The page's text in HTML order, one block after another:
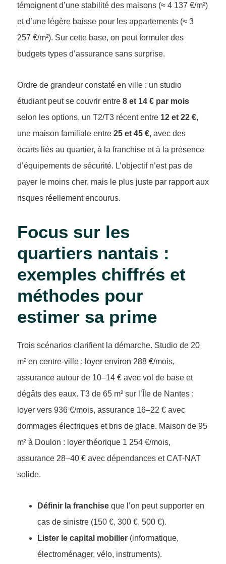
témoignent d’une stabilité des maisons (≈ 4 137 €/m²)
et d’une légère baisse pour les appartements (≈ 3
257 €/m²). Sur cette base, on peut formuler des
budgets types d’assurance sans surprise.
Ordre de grandeur constaté en ville : un studio
étudiant peut se couvrir entre 8 et 14 € par mois
selon les options, un T2/T3 récent entre 12 et 22 €,
une maison familiale entre 25 et 45 €, avec des
écarts liés au quartier, à la franchise et à la présence
d’équipements de sécurité. L’objectif n’est pas de
payer le moins cher, mais le plus juste par rapport aux
risques réellement encourus.
Focus sur les
quartiers nantais :
exemples chiffrés et
méthodes pour
estimer sa prime
Trois scénarios clarifient la démarche. Studio de 20
m² en centre-ville : loyer environ 288 €/mois,
assurance autour de 10–14 € avec vol de base et
dégâts des eaux. T3 de 65 m² sur l’Île de Nantes :
loyer vers 936 €/mois, assurance 16–22 € avec
dommages électriques et bris de glace. Maison de 95
m² à Doulon : loyer théorique 1 254 €/mois,
assurance 28–40 € avec dépendances et CAT-NAT
solide.
Définir la franchise que l’on peut supporter en
cas de sinistre (150 €, 300 €, 500 €).
Lister le capital mobilier (informatique,
électroménager, vélo, instruments).